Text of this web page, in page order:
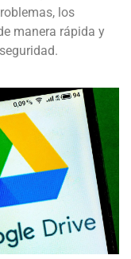
los
manera rápida y